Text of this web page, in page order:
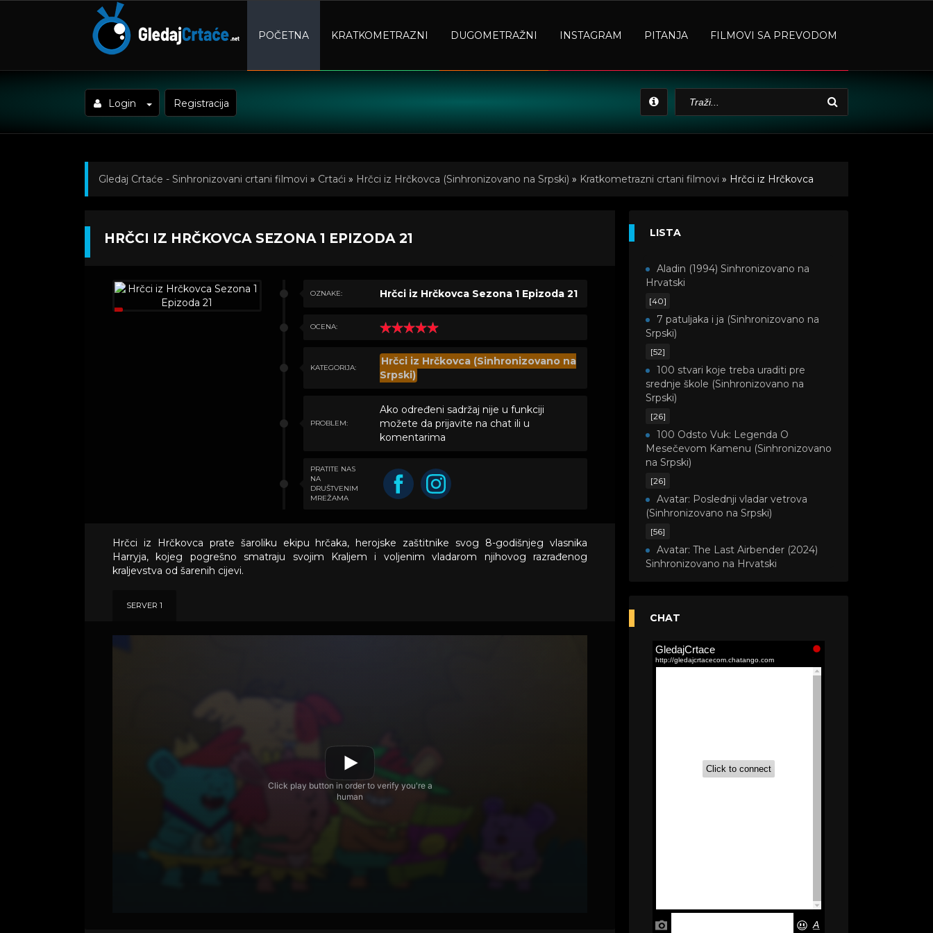
POČETNA KRATKOMETRAZNI DUGOMETRAŽNI INSTAGRAM PITANJA FILMOVI SA PREVODOM
Login Registracija
Gledaj Crtaće - Sinhronizovani crtani filmovi » Crtaći » Hrčci iz Hrčkovca (Sinhronizovano na Srpski) » Kratkometrazni crtani filmovi » Hrčci iz Hrčkovca
HRČCI IZ HRČKOVCA SEZONA 1 EPIZODA 21
OZNAKE: Hrčci iz Hrčkovca Sezona 1 Epizoda 21
OCENA:
KATEGORIJA:
Hrčci iz Hrčkovca (Sinhronizovano na
Srpski)
PROBLEM:
Ako određeni sadržaj nije u funkciji
možete da prijavite na chat ili u
komentarima
PRATITE NAS
NA
DRUŠTVENIM
MREŽAMA
Hrčci iz Hrčkovca prate šaroliku ekipu hrčaka, herojske zaštitnike svog 8-godišnjeg vlasnika
Harryja, kojeg pogrešno smatraju svojim Kraljem i voljenim vladarom njihovog razrađenog
kraljevstva od šarenih cijevi.
SERVER 1
LISTA
Aladin (1994) Sinhronizovano na
Hrvatski
[40]
7 patuljaka i ja (Sinhronizovano na
Srpski)
[52]
100 stvari koje treba uraditi pre
srednje škole (Sinhronizovano na
Srpski)
[26]
100 Odsto Vuk: Legenda O
Mesečevom Kamenu (Sinhronizovano
na Srpski)
[26]
Avatar: Poslednji vladar vetrova
(Sinhronizovano na Srpski)
[56]
Avatar: The Last Airbender (2024)
Sinhronizovano na Hrvatski
(Sinhronizovano na Srpski)
Akademija čarolija (Wits Academy)
Sinhronizovano na Srpski
Tunes,2020) Sinhronizovano na Srpski
Okura (Sinhronizovano na Srpski)
CHAT